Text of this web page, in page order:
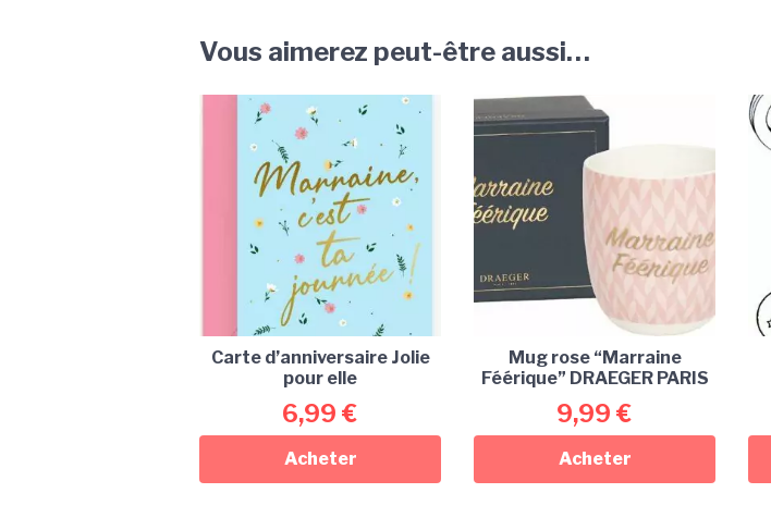
Vous aimerez peut-être aussi…
Carte d’anniversaire Jolie
pour elle
6,99 €
Acheter
Mug rose “Marraine
Féérique” DRAEGER PARIS
9,99 €
Acheter